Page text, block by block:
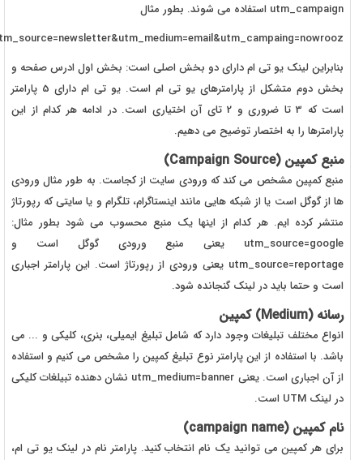
utm_campaign استفاده می شوند. بطور مثال
بنابراین لینک یو تی ام دارای دو بخش اصلی است: بخش اول ادرس صفحه و
بخش دوم متشکل از پارامترهای یو تی ام است. یو تی ام دارای 5 پارامتر
است که 3 تا ضروری و 2 تای آن اختیاری است. در ادامه هر کدام از این
پارامترها را به اختصار توضیح می دهیم.
منبع کمپین (Campaign Source)
منبع کمپین مشخص می کند که ورودی سایت از کجاست. به طور مثال ورودی
ها از گوگل است یا از شبکه هایی مانند اینستاگرام، تلگرام و یا سایتی که رپورتاژ
منتشر کرده ایم. هر کدام از اینها یک منبع محسوب می شود بطور مثال:
utm_source=google یعنی منبع ورودی گوگل است و
utm_source=reportage یعنی ورودی از رپورتاژ است. این پارامتر اجباری
است و حتما باید در لینک گنجانده شود.
رسانه (Medium) کمپین
انواع مختلف تبلیغات وجود دارد که شامل تبلیغ ایمیلی، بنری، کلیکی و ... می
باشد. با استفاده از این پارامتر نوع تبلیغ کمپین را مشخص می کنیم و استفاده
از آن اجباری است. یعنی utm_medium=banner نشان دهنده تبیلغات کلیکی
در لینک UTM است.
نام کمپین (campaign name)
برای هر کمپین می توانید یک نام انتخاب کنید. پارامتر نام در لینک یو تی ام،